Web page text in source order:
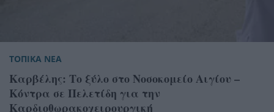
ΤΟΠΙΚΑ ΝΕΑ
Καρβέλης: Το ξύλο στο Νοσοκομείο Αιγίου –
Κόντρα σε Πελετίδη για την
Καρδιοθωρακοχειρουργική